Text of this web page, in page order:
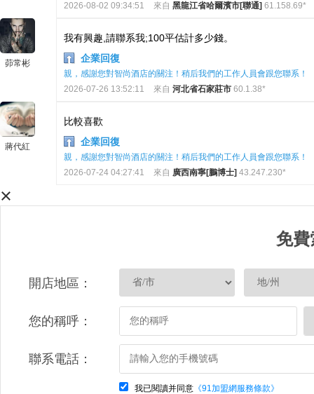
2026-08-02 09:34:51
來自 黑龍江省哈爾濱市[聯通] 61.158.69*
茆常彬
我有興趣,請聯系我;100平估計多少錢。
企業回復
親，感謝您對智尚酒店的關注！稍后我們的工作人員會跟您聯系！
2026-07-26 13:52:11
來自 河北省石家莊市 60.1.38*
蔣代紅
比較喜歡
企業回復
親，感謝您對智尚酒店的關注！稍后我們的工作人員會跟您聯系！
2026-07-24 04:27:41
來自 廣西南寧[鵬博士] 43.247.230*
×
免費
開店地區：
您的稱呼：
聯系電話：
我已閱讀并同意 《91加盟網服務條款》